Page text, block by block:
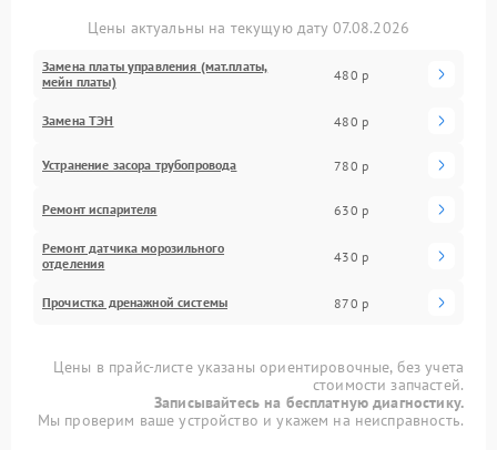
Цены актуальны на текущую дату 07.08.2026
Замена платы управления (мат.платы,
мейн платы)
480 р
Замена ТЭН 480 р
Устранение засора трубопровода 780 р
Ремонт испарителя 630 р
Ремонт датчика морозильного
отделения
430 р
Прочистка дренажной системы 870 р
Цены в прайс-листе указаны ориентировочные, без учета
стоимости запчастей.
Записывайтесь на бесплатную диагностику.
Мы проверим ваше устройство и укажем на неисправность.